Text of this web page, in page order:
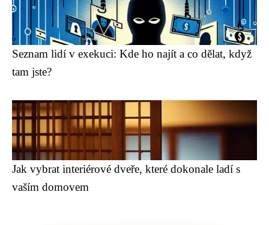
Seznam lidí v exekuci: Kde ho najít a co dělat, když
tam jste?
Jak vybrat interiérové dveře, které dokonale ladí s
vaším domovem